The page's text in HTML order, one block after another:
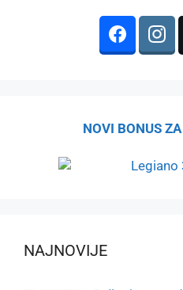
NOVI BONUS
NAJNOVIJE